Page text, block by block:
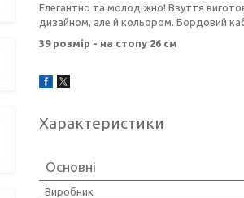
Елегантно та молодіжно! Взуття
дизайном, але й кольором. Бордовий
39 розмір - на стопу 26 см
Характеристики
Основні
Виробник